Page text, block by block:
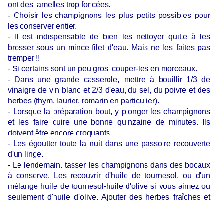
ont des lamelles trop foncées.
- Choisir les champignons les plus petits possibles pour
les conserver entier.
- Il est indispensable de bien les nettoyer quitte à les
brosser sous un mince filet d'eau. Mais ne les faites pas
tremper !!
- Si certains sont un peu gros, couper-les en morceaux.
- Dans une grande casserole, mettre à bouillir 1/3 de
vinaigre de vin blanc et 2/3 d'eau, du sel, du poivre et des
herbes (thym, laurier, romarin en particulier).
- Lorsque la préparation bout, y plonger les champignons
et les faire cuire une bonne quinzaine de minutes. Ils
doivent être encore croquants.
- Les égoutter toute la nuit dans une passoire recouverte
d'un linge.
- Le lendemain, tasser les champignons dans des bocaux
à conserve. Les recouvrir d'huile de tournesol, ou d'un
mélange huile de tournesol-huile d'olive si vous aimez ou
seulement d'huile d'olive. Ajouter des herbes fraîches et